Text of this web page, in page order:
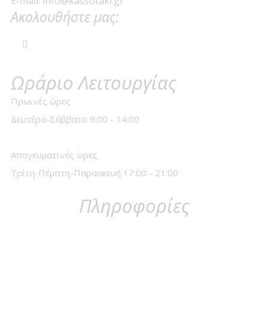
Ακολουθήστε μας:
Ωράριο Λειτουργίας
Πρωινές ώρες
Δευτέρα-Σάββατο 9:00 - 14:00
Απογευματινές ώρες
Τρίτη-Πέμπτη-Παρασκευή 17:00 - 21:00
Πληροφορίες